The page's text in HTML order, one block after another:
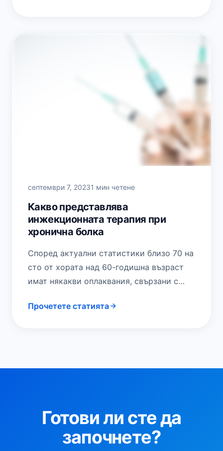
септември 7, 20231 мин четене
Какво представлява
инжекционната терапия при
хронична болка
Според актуални статистики близо 70 на
сто от хората над 60-годишна възраст
имат някакви оплаквания, свързани с
през 2014 г., 86,5% от българите, над…
Прочетете статията
Готови ли сте да
започнете?